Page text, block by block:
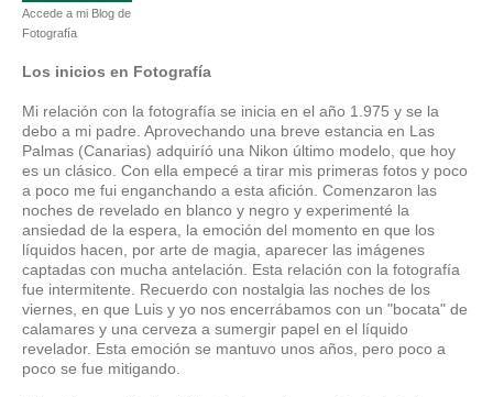
Accede a mi Blog de
Fotografía
Los inicios en Fotografía
Mi relación con la fotografía se inicia en el año 1.975 y se la
debo a mi padre. Aprovechando una breve estancia en Las
Palmas (Canarias) adquiríó una Nikon último modelo, que hoy
es un clásico. Con ella empecé a tirar mis primeras fotos y poco
a poco me fui enganchando a esta afición. Comenzaron las
noches de revelado en blanco y negro y experimenté la
ansiedad de la espera, la emoción del momento en que los
líquidos hacen, por arte de magia, aparecer las imágenes
captadas con mucha antelación. Esta relación con la fotografía
fue intermitente. Recuerdo con nostalgia las noches de los
viernes, en que Luis y yo nos encerrábamos con un "bocata" de
calamares y una cerveza a sumergir papel en el líquido
revelador. Esta emoción se mantuvo unos años, pero poco a
poco se fue mitigando.